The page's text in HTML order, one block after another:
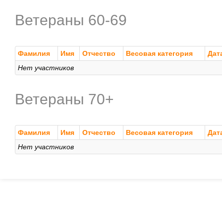
Ветераны 60-69
Фамилия Имя Отчество Весовая категория
Нет участников
Ветераны 70+
Фамилия Имя Отчество Весовая категория
Нет участников